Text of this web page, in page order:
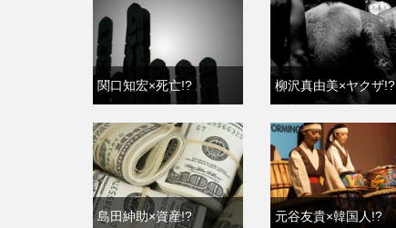
関口知宏×死亡!? 柳沢真由美×ヤクザ!?
島田紳助×資産!? 元谷友貴×韓国人!?